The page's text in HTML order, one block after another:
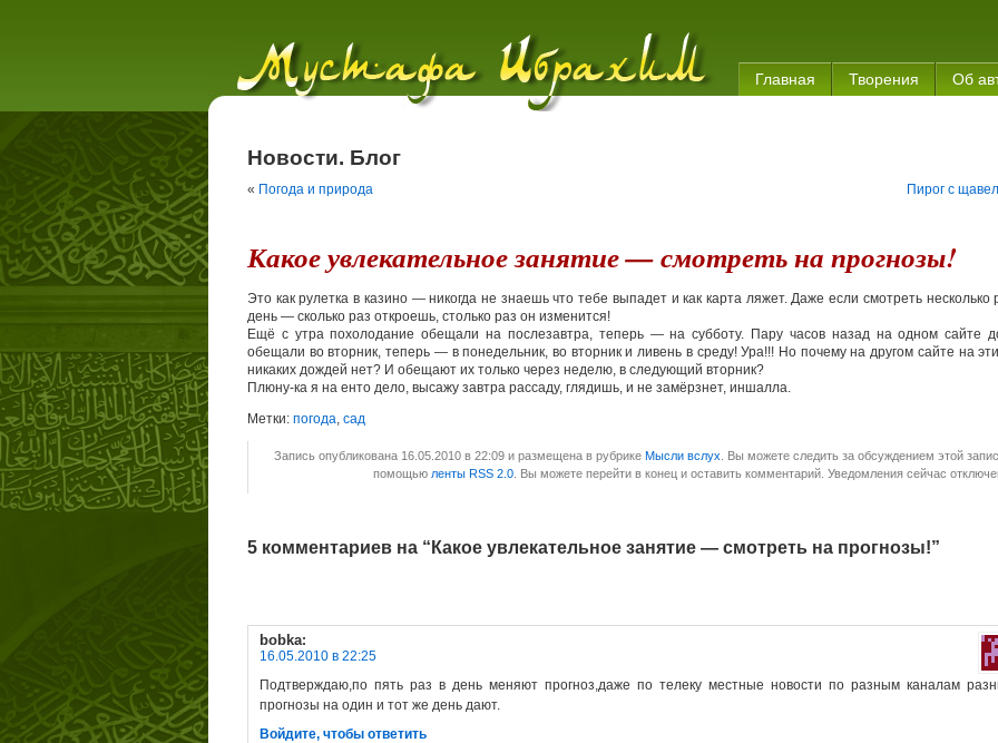
Главная Творения Об
Новости. Блог
« Погода и природа Пирог с
Какое увлекательное занятие — смотреть на прогнозы!
Это как рулетка в казино — никогда не знаешь что тебе выпадет и как карта ляжет. Даже если смотреть несколько
день — сколько раз откроешь, столько раз он изменится!
Ещё с утра похолодание обещали на послезавтра, теперь — на субботу. Пару часов назад на одном сайте
обещали во вторник, теперь — в понедельник, во вторник и ливень в среду! Ура!!! Но почему на другом сайте на
никаких дождей нет? И обещают их только через неделю, в следующий вторник?
Плюну-ка я на енто дело, высажу завтра рассаду, глядишь, и не замёрзнет, иншалла.
Метки: погода, сад
Запись опубликована 16.05.2010 в 22:09 и размещена в рубрике Мысли вслух . Вы можете следить за обсуждением этой
помощью ленты RSS 2.0 . Вы можете перейти в конец и оставить комментарий. Уведомления сейчас
5 комментариев на “Какое увлекательное занятие — смотреть на прогнозы!”
bobka:
16.05.2010 в 22:25
Подтверждаю,по пять раз в день меняют прогноз,даже по телеку местные новости по разным каналам
прогнозы на один и тот же день дают.
Войдите, чтобы ответить